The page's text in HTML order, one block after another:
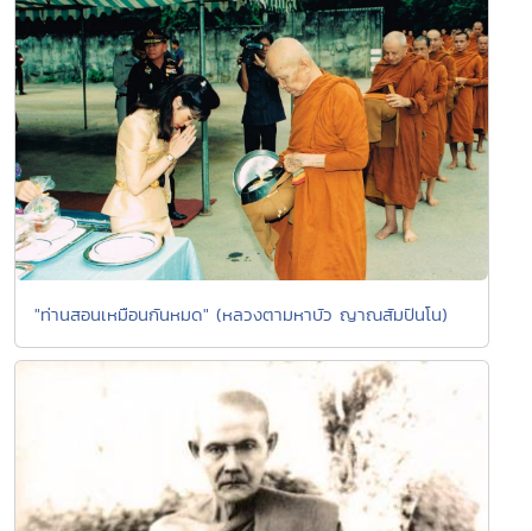
"ท่านสอนเหมือนกันหมด" (หลวงตามหาบัว ญาณสัมปันโน)